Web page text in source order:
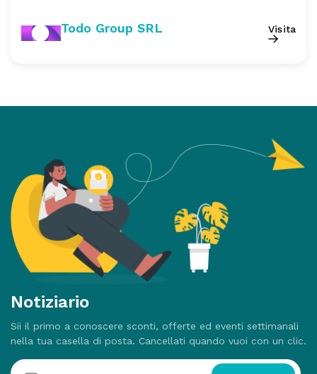
Todo Group SRL Visita
Notiziario
Sii il primo a conoscere sconti, offerte ed eventi settimanali
nella tua casella di posta. Cancellati quando vuoi con un clic.